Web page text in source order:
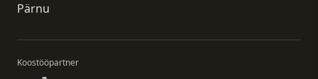
Pärnu
Koostööpartner